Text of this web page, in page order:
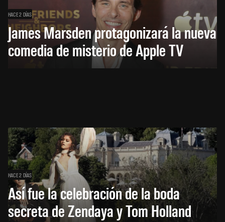
HACE 2 DÍAS
James Marsden protagonizará la nueva
comedia de misterio de Apple TV
HACE 2 DÍAS
Así fue la celebración de la boda
secreta de Zendaya y Tom Holland